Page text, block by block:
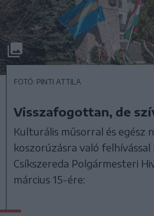
FOTÓ: PINTI ATTILA
Visszafogottan, de
Kulturális műsorral és egész
koszorúzásra való felhívással
Csíkszereda Polgármesteri
március 15-ére: